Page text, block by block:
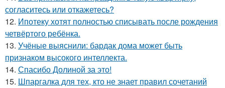
согласитесь или откажетесь?
12. Ипотеку хотят полностью списывать после рождения
четвёртого ребёнка.
13. Учёные выяснили: бардак дома может быть
признаком высокого интеллекта.
14. Спасибо Долиной за это!
15. Шпаргалка для тех, кто не знает правил сочетаний